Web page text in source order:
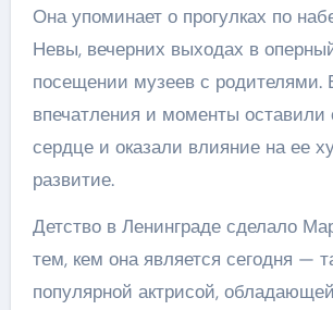
Она упоминает о прогулках по
Невы, вечерних выходах в
посещении музеев с родителями.
впечатления и моменты оставили
сердце и оказали влияние на ее
развитие.
Детство в Ленинграде сделало
тем, кем она является сегодня —
популярной актрисой,